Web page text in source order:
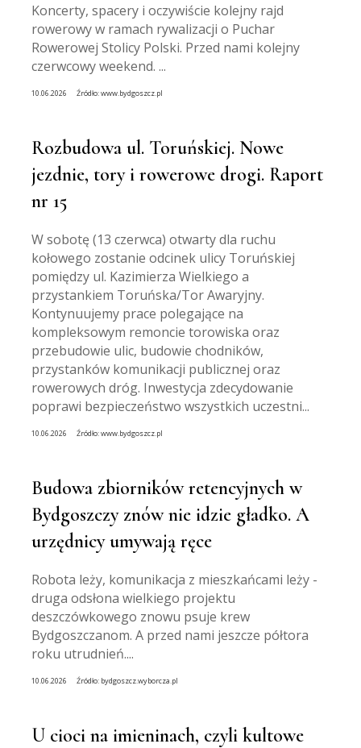
Koncerty, spacery i oczywiście kolejny rajd
rowerowy w ramach rywalizacji o Puchar
Rowerowej Stolicy Polski. Przed nami kolejny
czerwcowy weekend. ...
10.06.2026 Źródło:www.bydgoszcz.pl
Rozbudowa ul. Toruńskiej. Nowe
jezdnie, tory i rowerowe drogi. Raport
nr 15
W sobotę (13 czerwca) otwarty dla ruchu
kołowego zostanie odcinek ulicy Toruńskiej
pomiędzy ul. Kazimierza Wielkiego a
przystankiem Toruńska/Tor Awaryjny.
Kontynuujemy prace polegające na
kompleksowym remoncie torowiska oraz
przebudowie ulic, budowie chodników,
przystanków komunikacji publicznej oraz
rowerowych dróg. Inwestycja zdecydowanie
poprawi bezpieczeństwo wszystkich uczestni...
10.06.2026 Źródło:www.bydgoszcz.pl
Budowa zbiorników retencyjnych w
Bydgoszczy znów nie idzie gładko. A
urzędnicy umywają ręce
Robota leży, komunikacja z mieszkańcami leży -
druga odsłona wielkiego projektu
deszczówkowego znowu psuje krew
Bydgoszczanom. A przed nami jeszcze półtora
roku utrudnień....
10.06.2026 Źródło: bydgoszcz.wyborcza.pl
U cioci na imieninach, czyli kultowe